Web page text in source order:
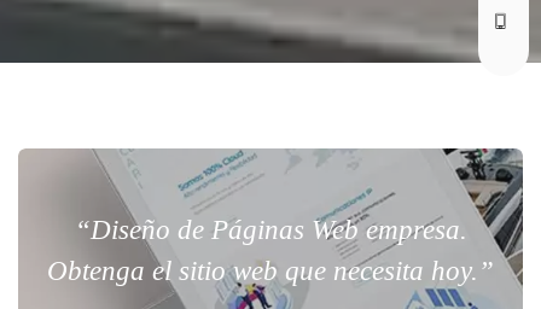
“Diseño de Páginas Web empresa.
Obtenga el sitio web que necesita hoy.”